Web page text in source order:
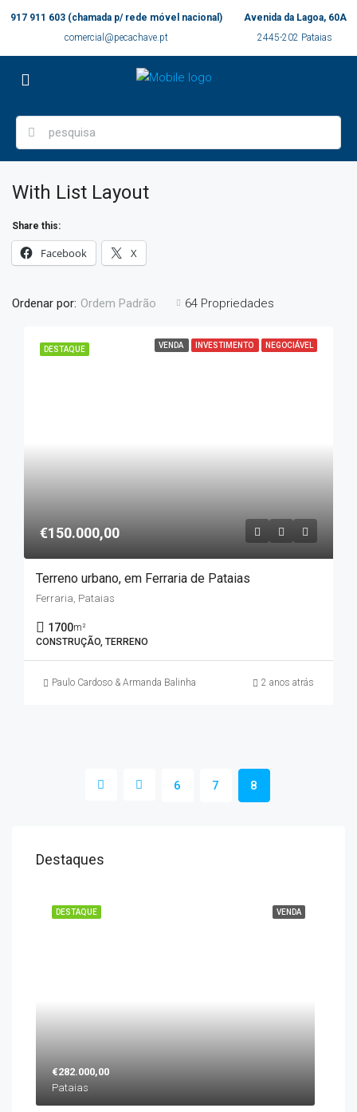
917 911 603 (chamada p/ rede móvel nacional)
comercial@pecachave.pt
Avenida da Lagoa, 60A
2445-202 Pataias
With List Layout
Share this:
Facebook X
64 Propriedades
Ordenar por: Ordem Padrão
DESTAQUE VENDA INVESTIMENTO NEGOCIÁVEL
€150.000,00
Terreno urbano, em Ferraria de Pataias
Ferraria, Pataias
1700m²
CONSTRUÇÃO, TERRENO
Paulo Cardoso & Armanda Balinha 2 anos atrás
6 7 8
Destaques
VENDA
DESTAQUE
€282.000,00
Pataias